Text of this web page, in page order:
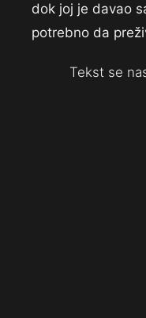
dok joj je davao
potrebno da
Tekst se